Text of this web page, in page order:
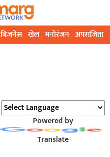
बिजनेस खेल मनोरंजन अपराजिता
Powered by
Translate